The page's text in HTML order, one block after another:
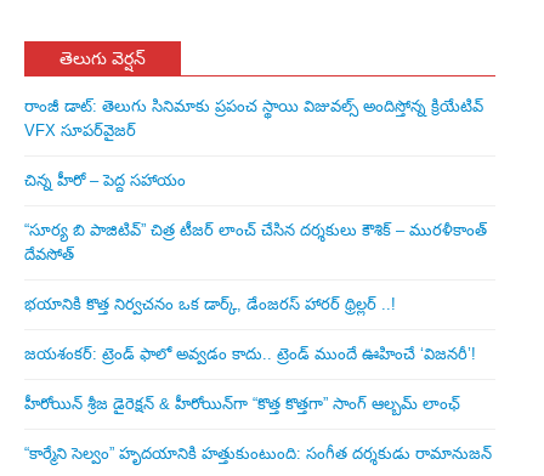
తెలుగు వెర్షన్
రాంజీ డాట్: తెలుగు సినిమాకు ప్రపంచ స్థాయి విజువల్స్ అందిస్తోన్న క్రియేటివ్
VFX సూపర్‌వైజర్
చిన్న హీరో – పెద్ద సహాయం
“సూర్య బి పాజిటివ్” చిత్ర టీజర్ లాంచ్ చేసిన‌ దర్శకులు కౌశిక్ – మురళీకాంత్
దేవసోత్
భయానికి కొత్త నిర్వచనం ఒక డార్క్, డేంజరస్ హారర్ థ్రిల్లర్ ..!
జయశంకర్: ట్రెండ్‌ ఫాలో అవ్వడం కాదు.. ట్రెండ్‌ ముందే ఊహించే ‘విజనరీ’!
హీరోయిన్ శ్రీజ డైరెక్ష‌న్ & హీరోయిన్‌గా “కొత్త కొత్తగా” సాంగ్ ఆల్బమ్ లాంఛ్
“కార్మేని సెల్వం” హృదయానికి హత్తుకుంటుంది: సంగీత దర్శకుడు రామానుజన్